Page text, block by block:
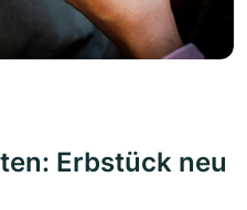
Erbstück neu